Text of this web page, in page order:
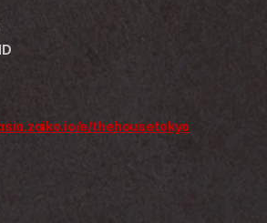
e/thehousetokyo